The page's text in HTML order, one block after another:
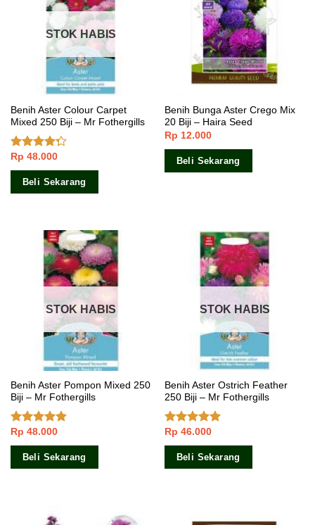
STOK HABIS
Benih Aster Colour Carpet
Mixed 250 Biji – Mr Fothergills
Dinilai
4.00dari
Rp 48.000
Beli Sekarang
Benih Bunga Aster Crego Mix
20 Biji – Haira Seed
Rp 12.000
Beli Sekarang
STOK HABIS
Benih Aster Pompon Mixed 250
Biji – Mr Fothergills
Dinilai4.60
dari 5
Rp 48.000
Beli Sekarang
STOK HABIS
Benih Aster Ostrich Feather
250 Biji – Mr Fothergills
Dinilai5.00
dari 5
Rp 46.000
Beli Sekarang